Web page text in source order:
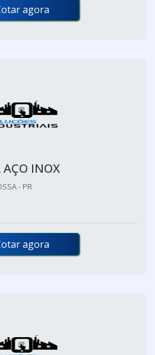
agora
AÇO INOX
- PR
agora